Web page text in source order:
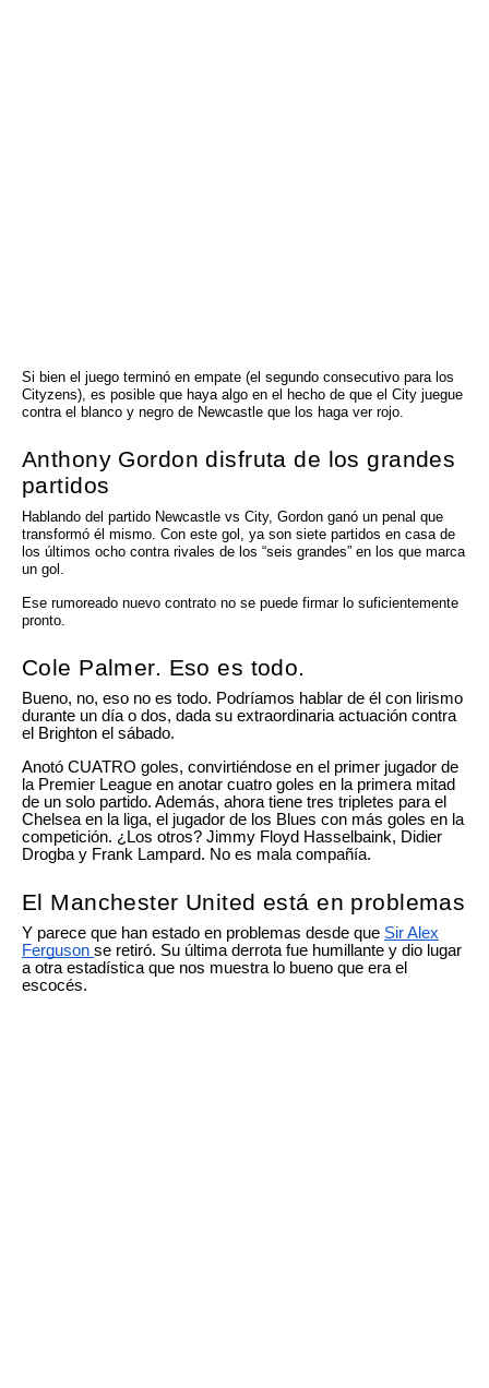
Si bien el juego terminó en empate (el segundo consecutivo para los
Cityzens), es posible que haya algo en el hecho de que el City juegue
contra el blanco y negro de Newcastle que los haga ver rojo.
Anthony Gordon disfruta de los grandes
partidos
Hablando del partido Newcastle vs City, Gordon ganó un penal que
transformó él mismo. Con este gol, ya son siete partidos en casa de
los últimos ocho contra rivales de los “seis grandes” en los que marca
un gol.
Ese rumoreado nuevo contrato no se puede firmar lo suficientemente
pronto.
Cole Palmer. Eso es todo.
Bueno, no, eso no es todo. Podríamos hablar de él con lirismo
durante un día o dos, dada su extraordinaria actuación contra
el Brighton el sábado.
Anotó CUATRO goles, convirtiéndose en el primer jugador de
la Premier League en anotar cuatro goles en la primera mitad
de un solo partido. Además, ahora tiene tres tripletes para el
Chelsea en la liga, el jugador de los Blues con más goles en la
competición. ¿Los otros? Jimmy Floyd Hasselbaink, Didier
Drogba y Frank Lampard. No es mala compañía.
El Manchester United está en problemas
Y parece que han estado en problemas desde que Sir Alex
Ferguson se retiró. Su última derrota fue humillante y dio lugar
a otra estadística que nos muestra lo bueno que era el
escocés.